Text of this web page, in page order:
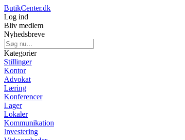
ButikCenter.dk
Log ind
Bliv medlem
Nyhedsbreve
Kategorier
Stillinger
Kontor
Advokat
Læring
Konferencer
Lager
Lokaler
Kommunikation
Investering